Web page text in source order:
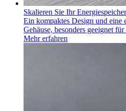
Skalieren Sie Ihr
Ein kompaktes Design und eine
Gehäuse, besonders geeignet
Mehr erfahren